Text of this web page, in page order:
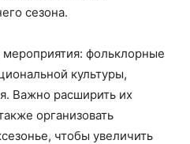
сезона.
мероприятия: фольклорные
культуры,
Важно расширить их
организовать
чтобы увеличить